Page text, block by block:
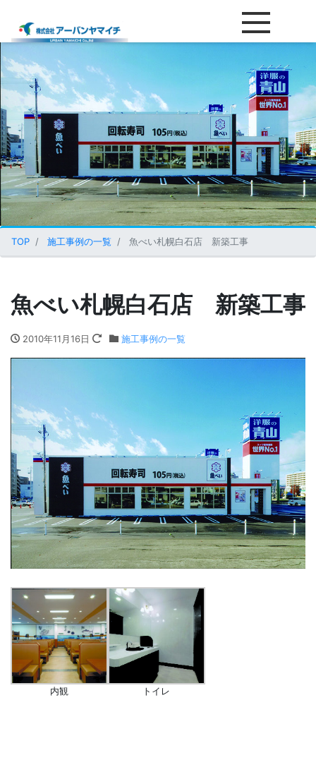
魚べい札幌白石店 新築工事
TOP 施工事例の一覧 魚べい札幌白石店 新築工事
魚べい札幌白石店 新築工事
2010年11月16日 施工事例の一覧
内観 トイレ